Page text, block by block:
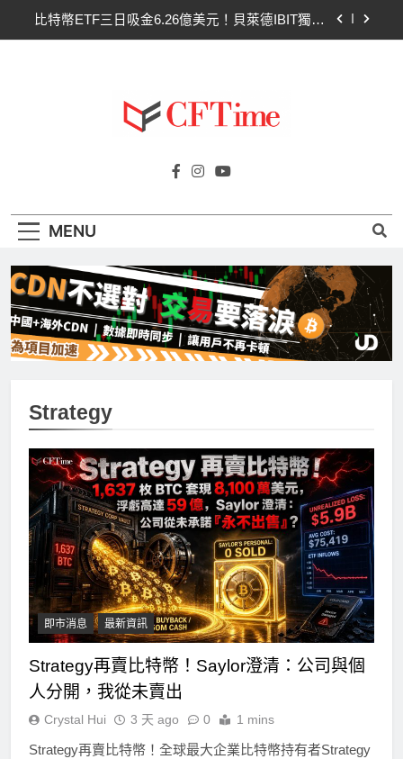
比特幣ETF三日吸金6.26億美元！貝萊德IBIT獨佔
以太幣區間壓縮！100日均線1,920成關鍵 期貨槓
桿比率逼近0.65
比特幣ETF三日吸金6.26億美元！貝萊德IBIT獨佔
CLARITY法案最後闖關！開發者免責與總統道德條
Cftime.io
AI（ChatGPT）、區塊鏈、NFT、加密貨
MENU
Strategy
即市消息 最新資訊
Strategy再賣比特幣！Saylor澄清：公司與個
人分開，我從未賣出
Crystal Hui 3 天 ago 0 1 mins
Strategy再賣比特幣！全球最大企業比特幣持有者Strategy